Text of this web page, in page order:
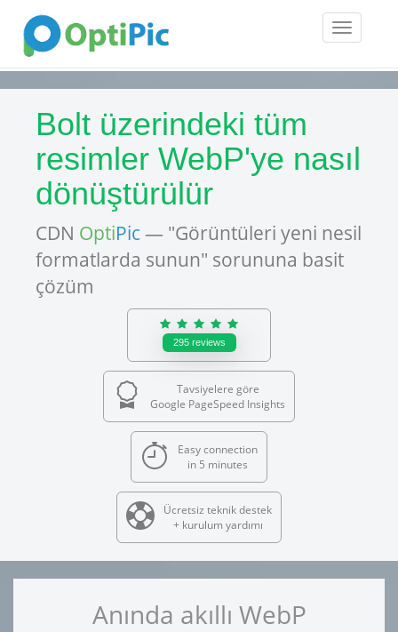
Toggle
Bolt üzerindeki tüm
resimler WebP'ye nasıl
dönüştürülür
CDN OptiPic — "Görüntüleri yeni nesil
formatlarda sunun" sorununa basit
çözüm
295 reviews
Tavsiyelere göre
Google PageSpeed Insights
Easy connection
in 5 minutes
Ücretsiz teknik destek
+ kurulum yardımı
Anında akıllı WebP